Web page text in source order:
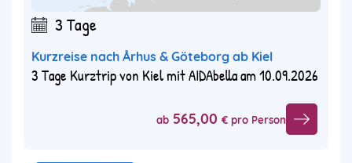
3 Tage
Kurzreise nach Århus & Göteborg ab Kiel
3 Tage Kurztrip von Kiel mit AIDAbella am 10.09.2026
ab 565,00 € pro Person